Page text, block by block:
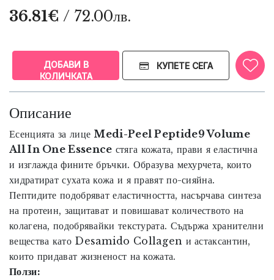
36.81€ / 72.00лв.
ДОБАВИ В
КОЛИЧКАТА
КУПЕТЕ СЕГА
Описание
Есенцията за лице Medi-Peel Peptide9 Volume
All In One Essence стяга кожата, прави я еластична
и изглажда фините бръчки. Образува мехурчета, които
хидратират сухата кожа и я правят по-сияйна.
Пептидите подобряват еластичността, насърчава синтеза
на протеин, защитават и повишават количеството на
колагена, подобрявайки текстурата. Съдържа хранителни
вещества като Desamido Collagen и астаксантин,
които придават жизненост на кожата.
Ползи: